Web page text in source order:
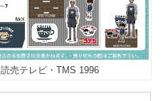
売テレビ・TMS 1996